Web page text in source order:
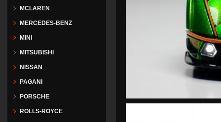
MCLAREN
MERCEDES-BENZ
MINI
MITSUBISHI
NISSAN
PAGANI
PORSCHE
ROLLS-ROYCE